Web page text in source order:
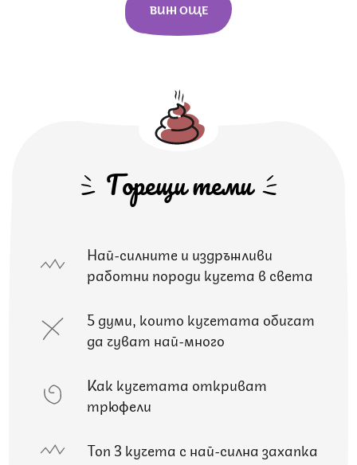
ВИЖ ОЩЕ
Горещи теми
Най-силните и издръжливи
работни породи кучета в света
5 думи, които кучетата обичат
да чуват най-много
Как кучетата откриват
трюфели
Топ 3 кучета с най-силна захапка